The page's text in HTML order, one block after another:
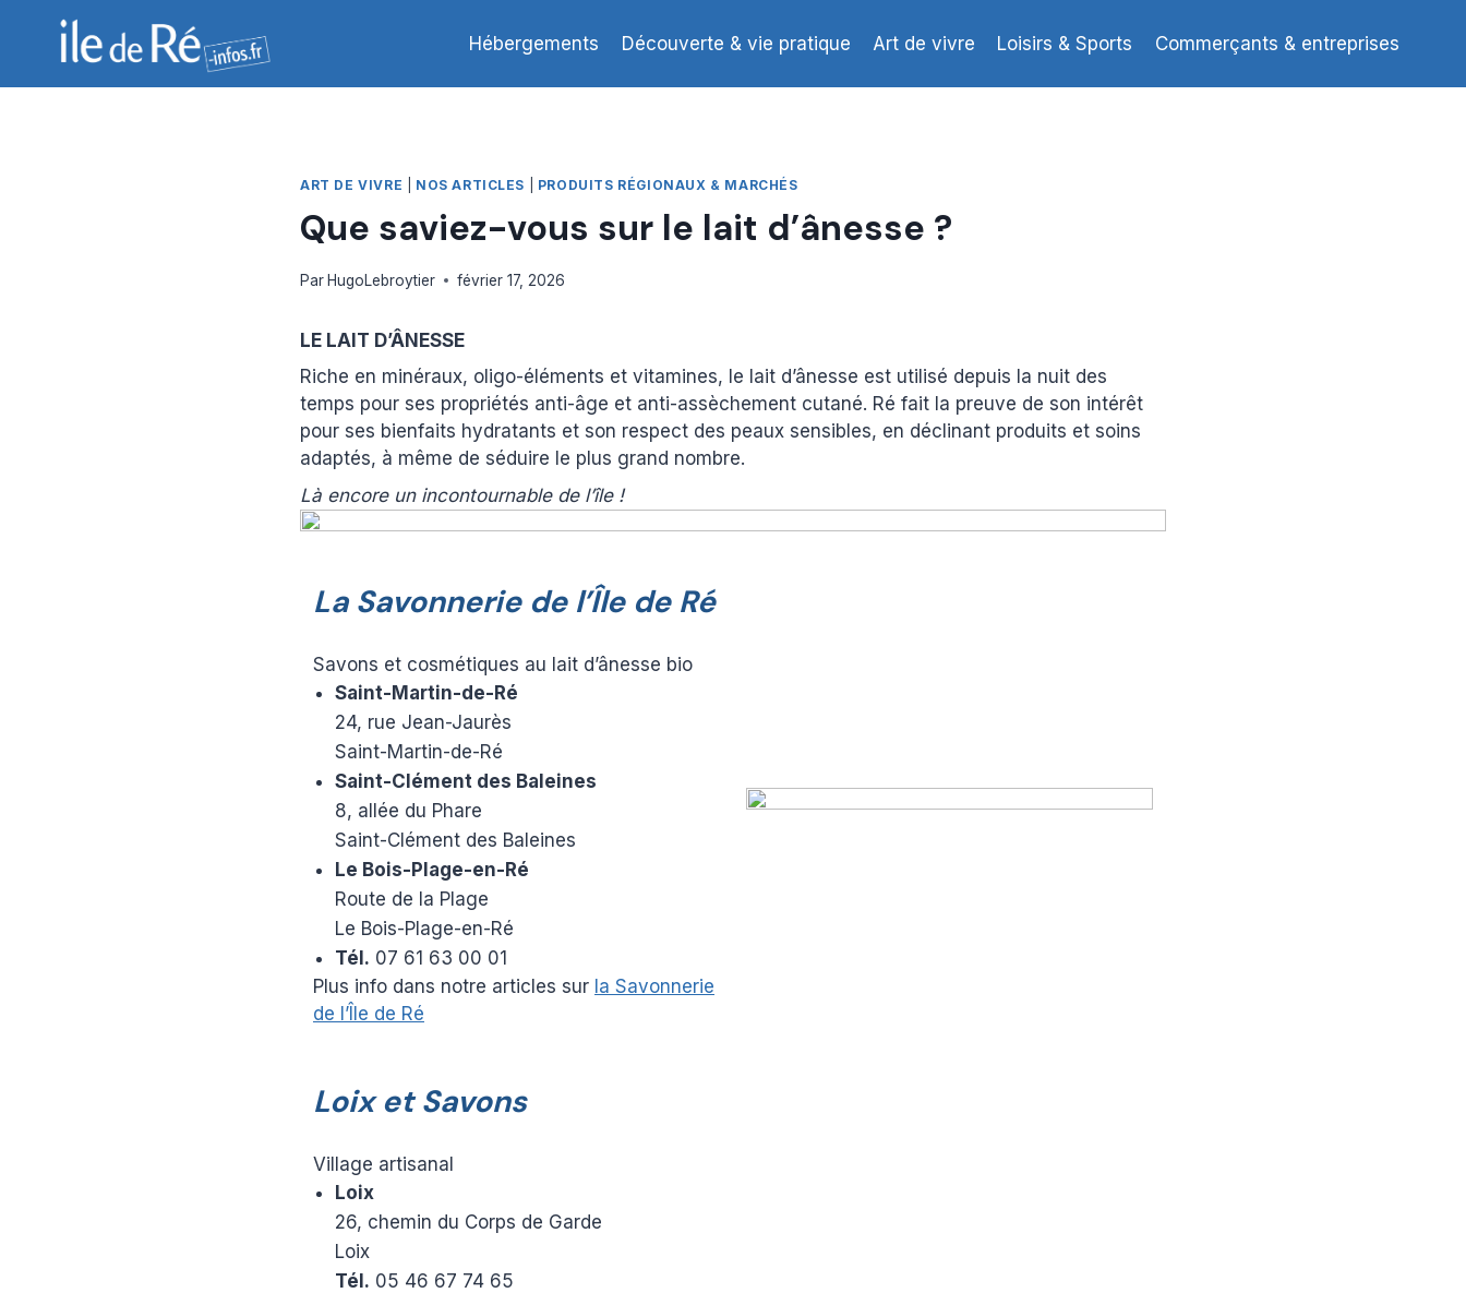
Hébergements Découverte & vie pratique Art de vivre Loisirs & Sports Commerçants & entreprises
ART DE VIVRE NOS ARTICLES PRODUITS RÉGIONAUX & MARCHÉS
Que saviez-vous sur le lait d’ânesse ?
ParHugoLebroytier février 17, 2026
LE LAIT D’ÂNESSE
Riche en minéraux, oligo-éléments et vitamines, le lait d’ânesse est utilisé depuis la nuit des
temps pour ses propriétés anti-âge et anti-assèchement cutané. Ré fait la preuve de son intérêt
pour ses bienfaits hydratants et son respect des peaux sensibles, en déclinant produits et soins
adaptés, à même de séduire le plus grand nombre.
Là encore un incontournable de l’île !
La Savonnerie de l’Île de Ré
Savons et cosmétiques au lait d’ânesse bio
Saint-Martin-de-Ré
24, rue Jean-Jaurès
Saint-Martin-de-Ré
Saint-Clément des Baleines
8, allée du Phare
Saint-Clément des Baleines
Le Bois-Plage-en-Ré
Route de la Plage
Le Bois-Plage-en-Ré
Tél. 07 61 63 00 01
Plus info dans notre articles sur la Savonnerie
de l’Île de Ré
Loix et Savons
Village artisanal
Loix
26, chemin du Corps de Garde
Loix
Tél. 05 46 67 74 65